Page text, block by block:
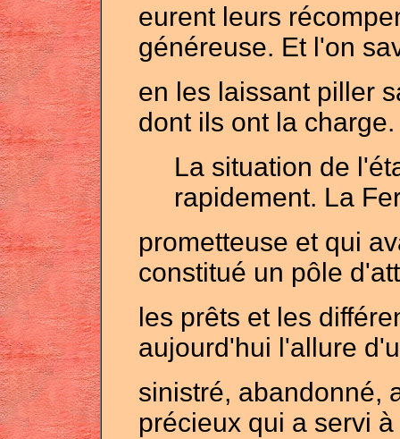
eurent leurs
généreuse. Et l'on
en les laissant piller
dont ils ont la charge.
La situation de
rapidement. La
prometteuse et qui
constitué un pôle
les prêts et les
aujourd'hui l'allure
sinistré, abandonné,
précieux qui a servi